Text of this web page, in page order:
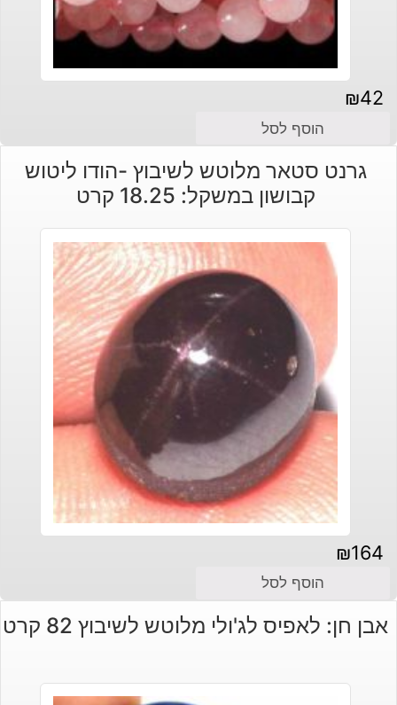
₪42
הוסף לסל
גרנט סטאר מלוטש לשיבוץ -הודו ליטוש
קבושון במשקל: 18.25 קרט
₪164
הוסף לסל
אבן חן: לאפיס לג'ולי מלוטש לשיבוץ 82 קרט